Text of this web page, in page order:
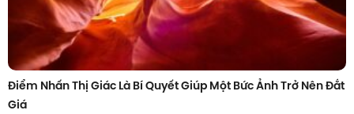
Điểm Nhấn Thị Giác Là Bí Quyết Giúp Một Bức Ảnh Trở Nên Đắt
Giá